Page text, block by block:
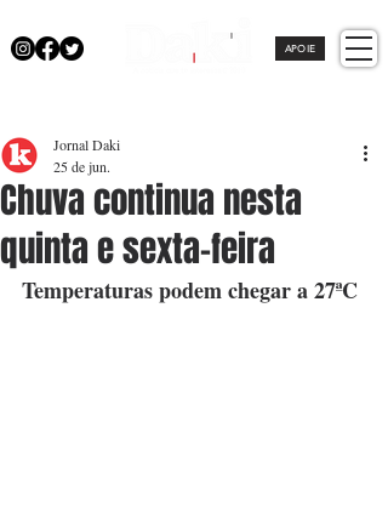
APOIE
Chuva continua nesta
quinta e sexta-feira
Jornal Daki
25 de jun.
Temperaturas podem chegar a 27ªC